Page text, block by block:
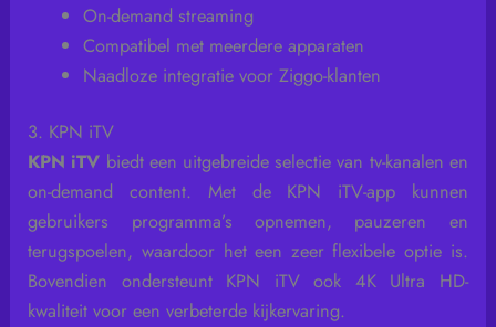
On-demand streaming
Compatibel met meerdere apparaten
Naadloze integratie voor Ziggo-klanten
3. KPN iTV
KPN iTV biedt een uitgebreide selectie van tv-kanalen en
on-demand content. Met de KPN iTV-app kunnen
gebruikers programma’s opnemen, pauzeren en
terugspoelen, waardoor het een zeer flexibele optie is.
Bovendien ondersteunt KPN iTV ook 4K Ultra HD-
kwaliteit voor een verbeterde kijkervaring.